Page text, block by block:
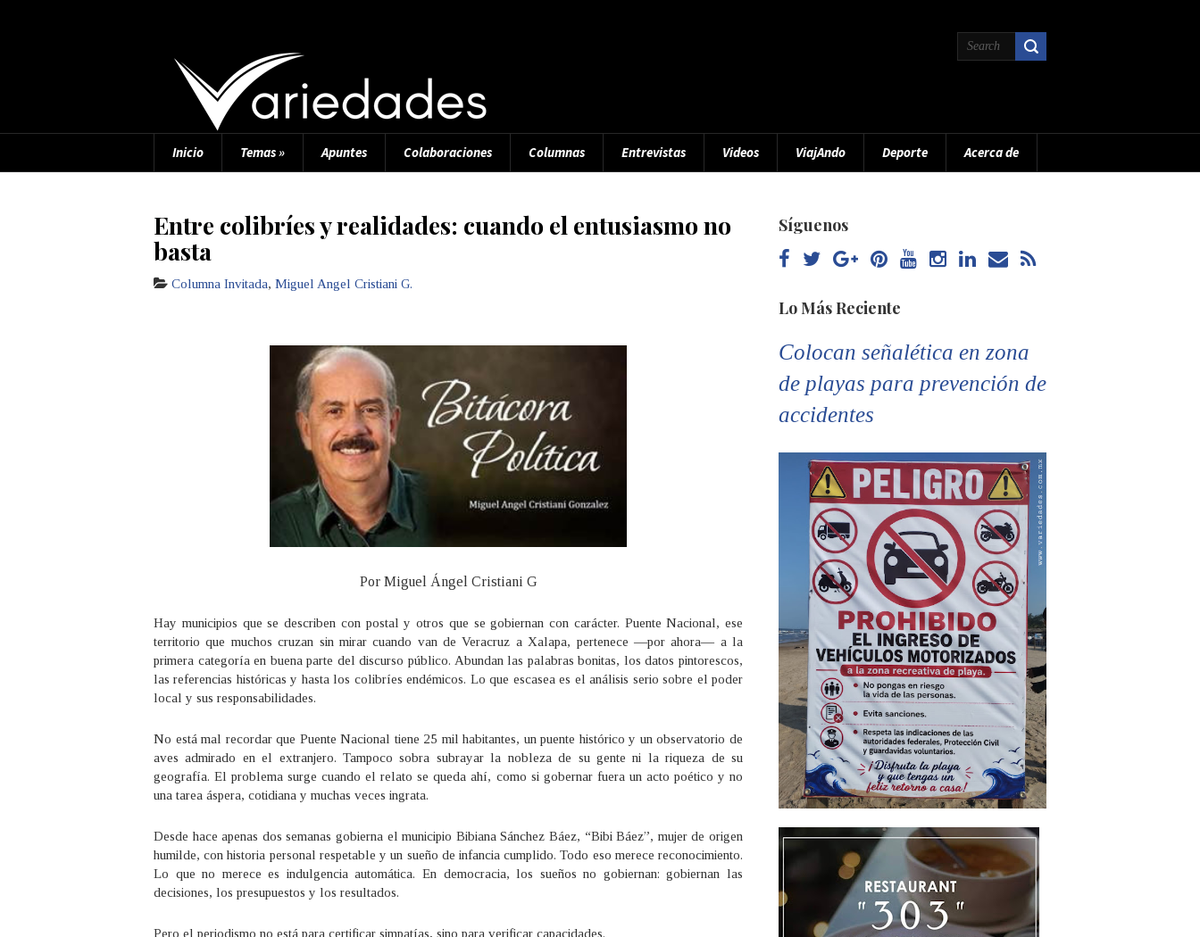
Inicio Temas» Apuntes Colaboraciones Columnas Entrevistas Videos ViajAndo Deporte Acerca de
Entre colibríes y realidades: cuando el entusiasmo no
basta
Columna Invitada, Miguel Angel Cristiani G.
Por Miguel Ángel Cristiani G
Hay municipios que se describen con postal y otros que se gobiernan con carácter. Puente Nacional, ese
territorio que muchos cruzan sin mirar cuando van de Veracruz a Xalapa, pertenece —por ahora— a la
primera categoría en buena parte del discurso público. Abundan las palabras bonitas, los datos pintorescos,
las referencias históricas y hasta los colibríes endémicos. Lo que escasea es el análisis serio sobre el poder
local y sus responsabilidades.
No está mal recordar que Puente Nacional tiene 25 mil habitantes, un puente histórico y un observatorio de
aves admirado en el extranjero. Tampoco sobra subrayar la nobleza de su gente ni la riqueza de su
geografía. El problema surge cuando el relato se queda ahí, como si gobernar fuera un acto poético y no
una tarea áspera, cotidiana y muchas veces ingrata.
Desde hace apenas dos semanas gobierna el municipio Bibiana Sánchez Báez, “Bibi Báez”, mujer de origen
humilde, con historia personal respetable y un sueño de infancia cumplido. Todo eso merece reconocimiento.
Lo que no merece es indulgencia automática. En democracia, los sueños no gobiernan: gobiernan las
decisiones, los presupuestos y los resultados.
Pero el periodismo no está para certificar simpatías, sino para verificar capacidades.
Síguenos
Lo Más Reciente
Colocan señalética en zona
de playas para prevención de
accidentes